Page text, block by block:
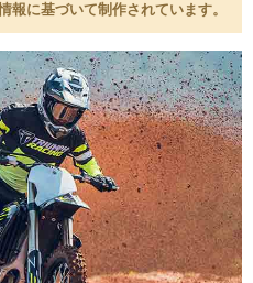
報に基づいて制作されています。